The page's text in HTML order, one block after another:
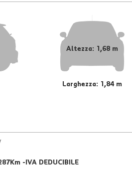
Altezza: 1,68 m
Larghezza: 1,84 m
-IVA DEDUCIBILE